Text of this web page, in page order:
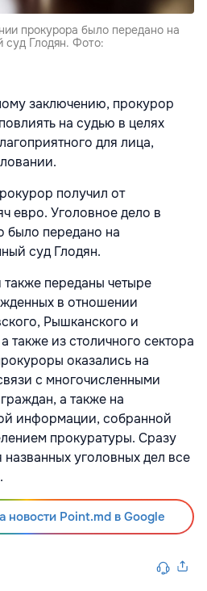
прокурора было передано на
суд Глодян. Фото:
заключению, прокурор
на судью в целях
для лица,
получил от
евро. Уголовное дело в
было передано на
суд Глодян.
переданы четыре
в отношении
Рышканского и
также из столичного сектора
оказались на
с многочисленными
а также на
информации, собранной
прокуратуры. Сразу
уголовных дел все
новости Point.md в Google